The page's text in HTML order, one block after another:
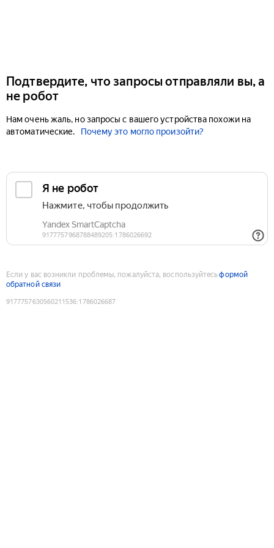
Подтвердите, что запросы отправляли вы, а
не робот
Нам очень жаль, но запросы с вашего устройства похожи на
автоматические.
Почему это могло произойти?
Если у вас возникли проблемы, пожалуйста, воспользуйтесьформой
обратной связи
9177757630560211536:1786026687